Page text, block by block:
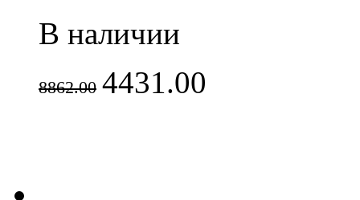
В наличии
8862.00 4431.00